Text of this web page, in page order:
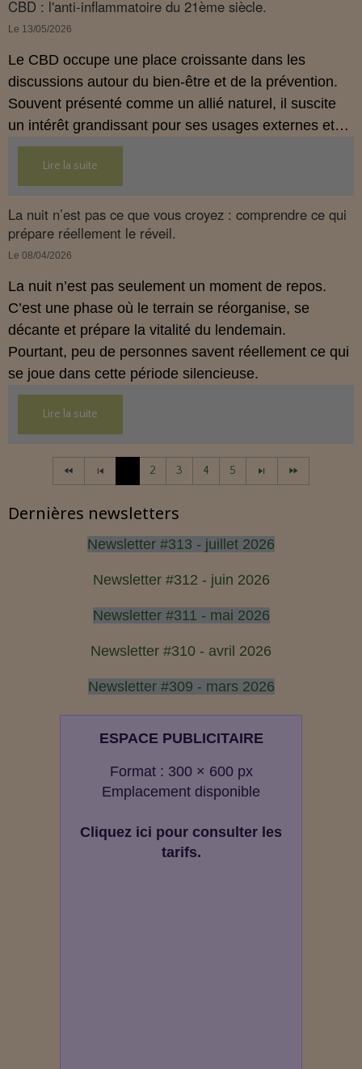
approche globale de prévention.
CBD : l'anti-inflammatoire du 21ème siècle.
Le 13/05/2026
Le CBD occupe une place croissante dans les
discussions autour du bien‑être et de la prévention.
Souvent présenté comme un allié naturel, il suscite
un intérêt grandissant pour ses usages externes et
son interaction avec le système endocannabinoïde.
Cet article propose une mise au point claire, moderne
et conforme à la réglementation française de 2026.
Lire la suite
La nuit n’est pas ce que vous croyez : comprendre ce qui
prépare réellement le réveil.
Le 08/04/2026
La nuit n’est pas seulement un moment de repos.
C’est une phase où le terrain se réorganise, se
décante et prépare la vitalité du lendemain.
Pourtant, peu de personnes savent réellement ce qui
se joue dans cette période silencieuse.
Lire la suite
2 3 4 5
Dernières newsletters
Newsletter #313 - juillet 2026
Newsletter #312 - juin 2026
Newsletter #311 - mai 2026
Newsletter #310 - avril 2026
Newsletter #309 - mars 2026
ESPACE PUBLICITAIRE
Format : 300 × 600 px
Emplacement disponible
Cliquez ici pour consulter les
tarifs.